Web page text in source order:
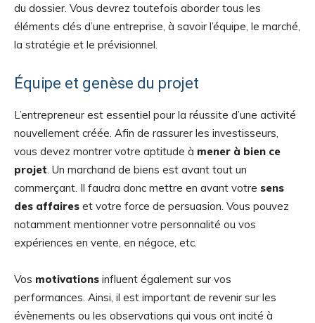
du dossier. Vous devrez toutefois aborder tous les
éléments clés d’une entreprise, à savoir l’équipe, le marché,
la stratégie et le prévisionnel.
Équipe et genèse du projet
L’entrepreneur est essentiel pour la réussite d’une activité
nouvellement créée. Afin de rassurer les investisseurs,
vous devez montrer votre aptitude à mener à bien ce
projet . Un marchand de biens est avant tout un
commerçant. Il faudra donc mettre en avant votre sens
des affaires et votre force de persuasion. Vous pouvez
notamment mentionner votre personnalité ou vos
expériences en vente, en négoce, etc.
Vos motivations influent également sur vos
performances. Ainsi, il est important de revenir sur les
évènements ou les observations qui vous ont incité à